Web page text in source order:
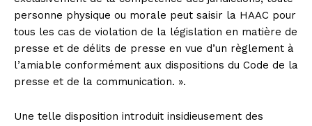
personne physique ou morale peut saisir la HAAC pour
tous les cas de violation de la législation en matière de
presse et de délits de presse en vue d’un règlement à
l’amiable conformément aux dispositions du Code de la
presse et de la communication. ».
Une telle disposition introduit insidieusement des